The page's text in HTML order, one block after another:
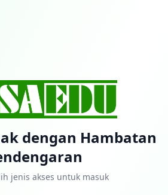
dengan Hambatan
jenis akses untuk masuk